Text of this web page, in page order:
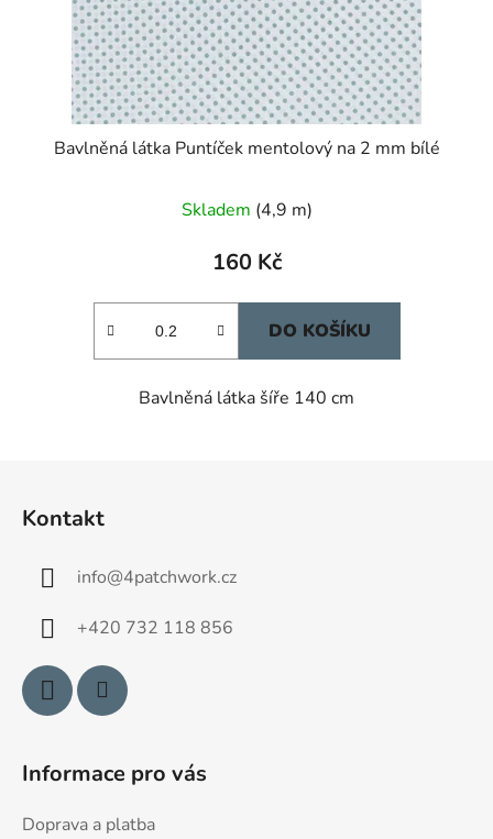
Bavlněná látka Puntíček mentolový na 2 mm bílé
Skladem (4,9 m)
160 Kč
DO KOŠÍKU
Bavlněná látka šíře 140 cm
Kontakt
info@4patchwork.cz
+420 732 118 856
Informace pro vás
Doprava a platba